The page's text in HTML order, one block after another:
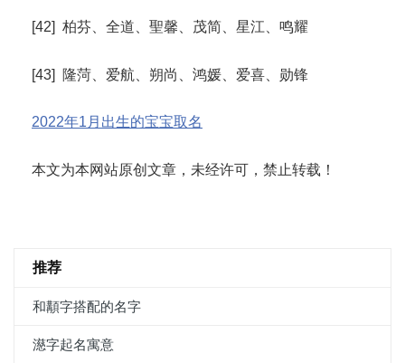
[42] 柏芬、全道、聖馨、茂简、星江、鸣耀
[43] 隆菏、爱航、朔尚、鸿媛、爱喜、勋锋
2022年1月出生的宝宝取名
本文为本网站原创文章，未经许可，禁止转载！
推荐
和顜字搭配的名字
濨字起名寓意